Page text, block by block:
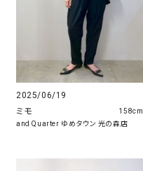
2025/06/19
ミモ
and Quarter ゆめタウン 光の森店
158cm